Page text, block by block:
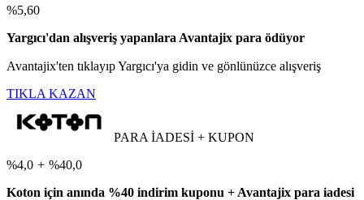
%5,60
Yargıcı'dan alışveriş yapanlara Avantajix para ödüyor
Avantajix'ten tıklayıp Yargıcı'ya gidin ve gönlünüzce alışveriş
TIKLA KAZAN
PARA İADESİ + KUPON
%4,0 + %40,0
Koton için anında %40 indirim kuponu + Avantajix para iadesi